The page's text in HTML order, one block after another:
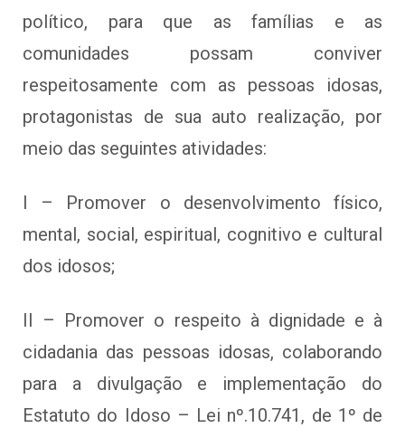
político, para que as famílias e as
comunidades possam conviver
respeitosamente com as pessoas idosas,
protagonistas de sua auto realização, por
meio das seguintes atividades:
I – Promover o desenvolvimento físico,
mental, social, espiritual, cognitivo e cultural
dos idosos;
II – Promover o respeito à dignidade e à
cidadania das pessoas idosas, colaborando
para a divulgação e implementação do
Estatuto do Idoso – Lei nº.10.741, de 1º de